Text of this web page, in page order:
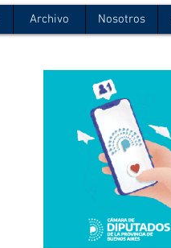
Archivo Nosotros